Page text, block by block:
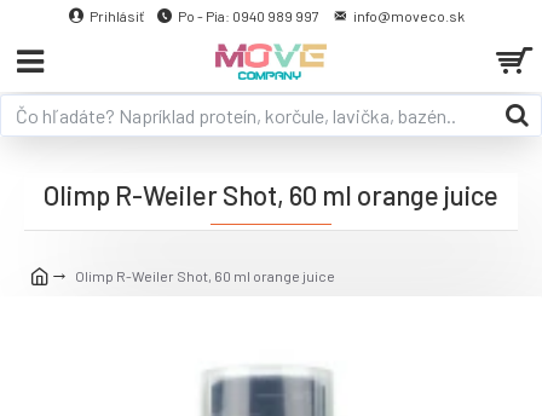
Prihlásiť Po - Pia: 0940 989 997 info@moveco.sk
Olimp R-Weiler Shot, 60 ml orange juice
Olimp R-Weiler Shot, 60 ml orange juice